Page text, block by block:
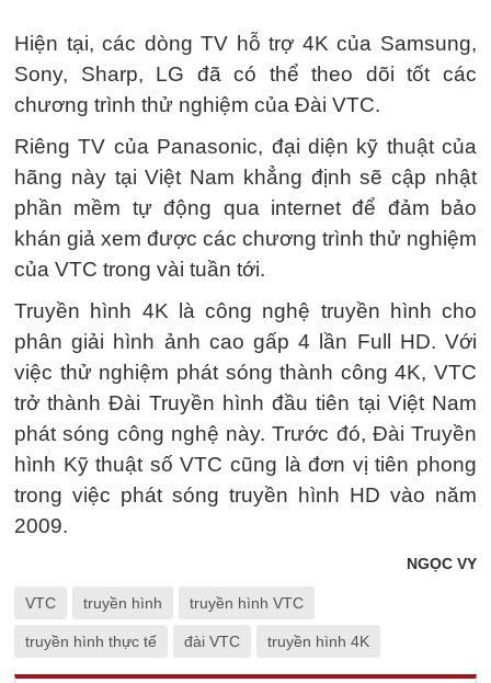
Hiện tại, các dòng TV hỗ trợ 4K của Samsung,
Sony, Sharp, LG đã có thể theo dõi tốt các
chương trình thử nghiệm của Đài VTC.
Riêng TV của Panasonic, đại diện kỹ thuật của
hãng này tại Việt Nam khẳng định sẽ cập nhật
phần mềm tự động qua internet để đảm bảo
khán giả xem được các chương trình thử nghiệm
của VTC trong vài tuần tới.
Truyền hình 4K là công nghệ truyền hình cho
phân giải hình ảnh cao gấp 4 lần Full HD. Với
việc thử nghiệm phát sóng thành công 4K, VTC
trở thành Đài Truyền hình đầu tiên tại Việt Nam
phát sóng công nghệ này. Trước đó, Đài Truyền
hình Kỹ thuật số VTC cũng là đơn vị tiên phong
trong việc phát sóng truyền hình HD vào năm
2009.
NGỌC VY
VTC truyền hình truyền hình VTC
truyền hình thực tế đài VTC truyền hình 4K